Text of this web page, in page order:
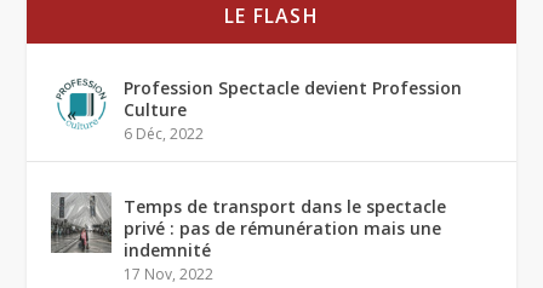
LE FLASH
Profession Spectacle devient Profession
Culture
6 Déc, 2022
Temps de transport dans le spectacle
privé : pas de rémunération mais une
indemnité
17 Nov, 2022